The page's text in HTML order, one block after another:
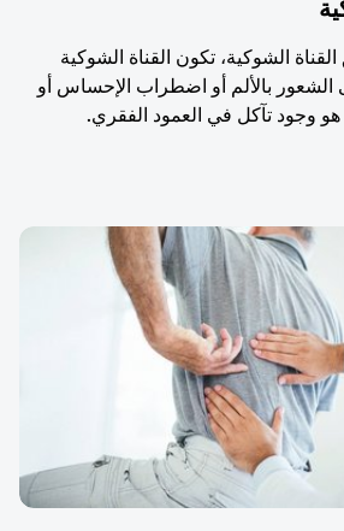
الشوكية، تكون القناة الشوكية
بالألم أو اضطراب الإحساس أو
وجود تآكل في العمود الفقري.